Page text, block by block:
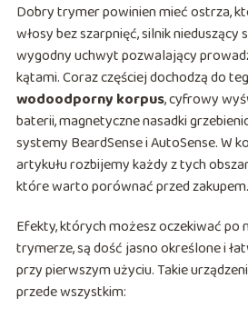
Dobry trymer powinien mieć ostrza,
włosy bez szarpnięć, silnik
wygodny uchwyt pozwalający
kątami. Coraz częściej dochodzą do
wodoodporny korpus, cyfrowy
baterii, magnetyczne nasadki
systemy BeardSense i AutoSense. W
artykułu rozbijemy każdy z tych
które warto porównać przed zakupem.
Efekty, których możesz oczekiwać po
trymerze, są dość jasno określone i
przy pierwszym użyciu. Takie
przede wszystkim: